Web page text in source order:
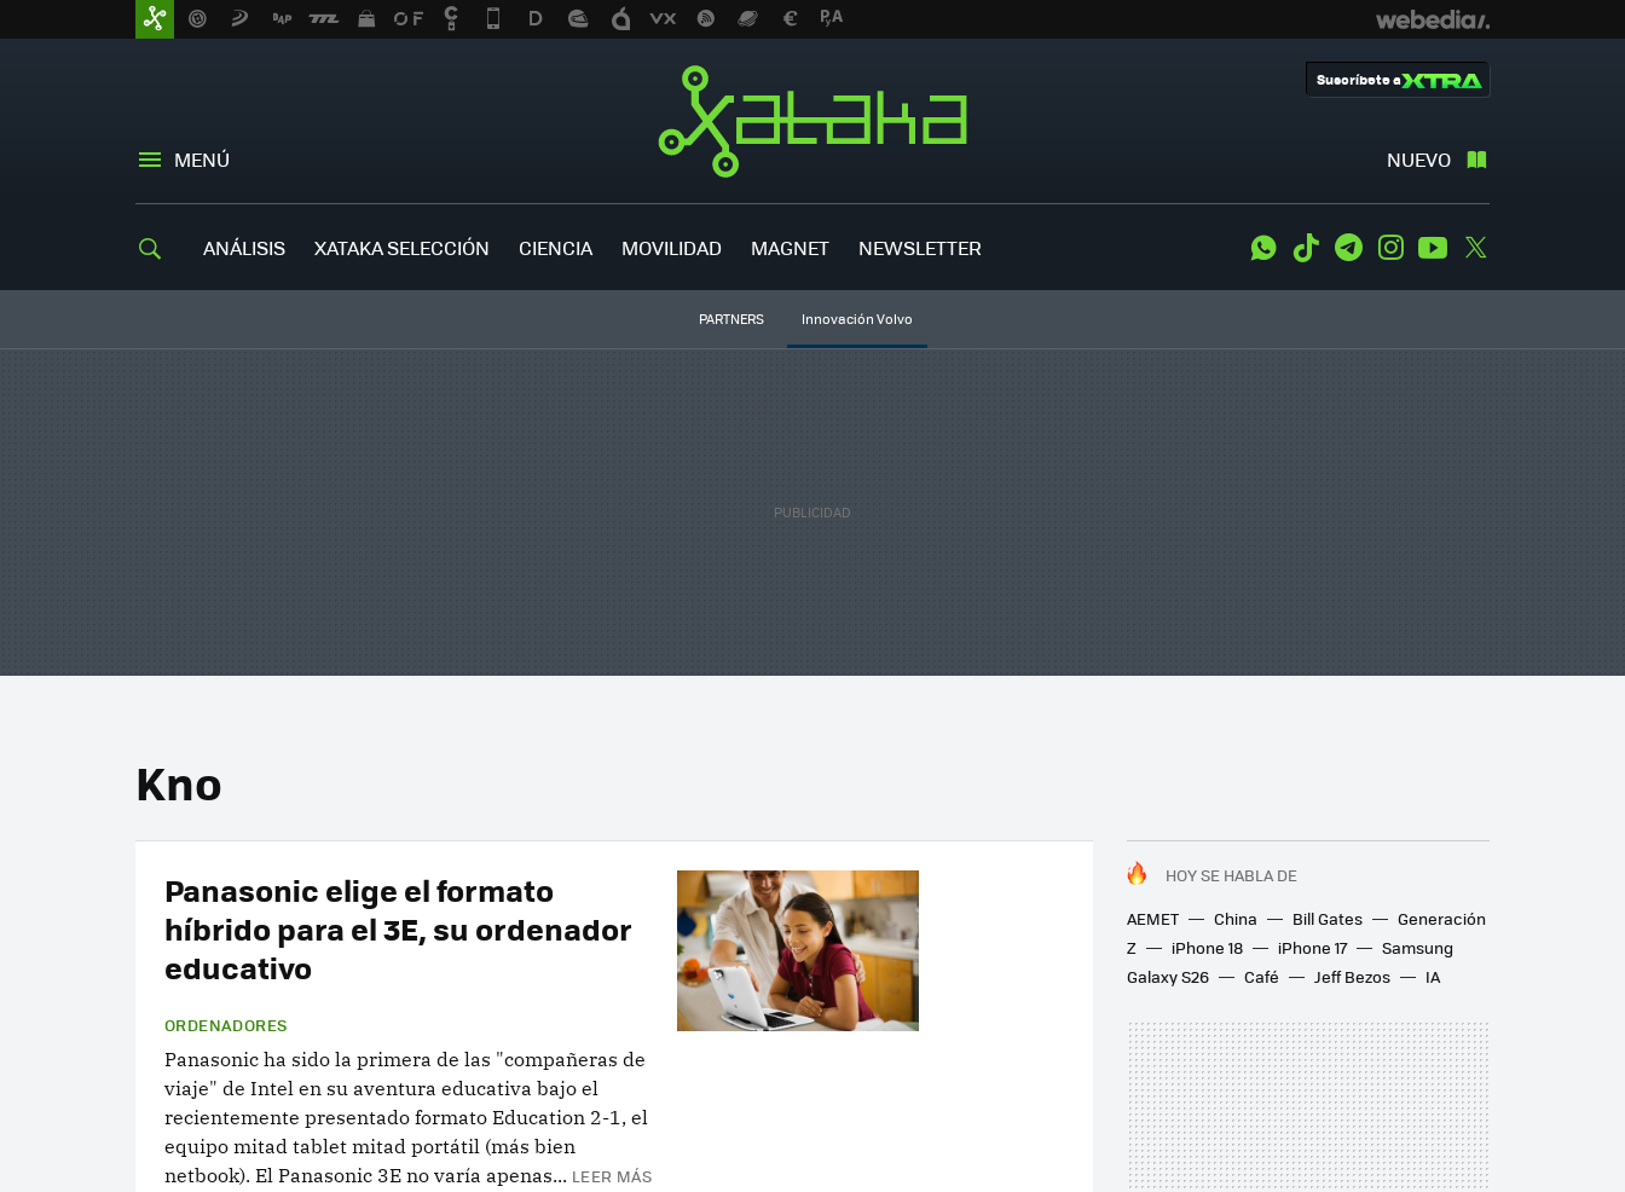
MENÚ NUEVO
Suscríbete a
ANÁLISIS XATAKA SELECCIÓN CIENCIA MOVILIDAD MAGNET NEWSLETTER WhatsApp
Tiktok TelegramInstagramYoutube
PARTNERS Innovación Volvo
Kno
HOY SE HABLA DE
AEMET
China Bill Gates
Generación
Z
iPhone 18 iPhone 17
Samsung
Galaxy S26
Café Jeff Bezos IA
Panasonic elige el formato
híbrido para el 3E, su ordenador
educativo
ORDENADORES
Panasonic ha sido la primera de las "compañeras de
viaje" de Intel en su aventura educativa bajo el
recientemente presentado formato Education 2-1, el
equipo mitad tablet mitad portátil (más bien
netbook). El Panasonic 3E no varía apenas... LEER MÁS